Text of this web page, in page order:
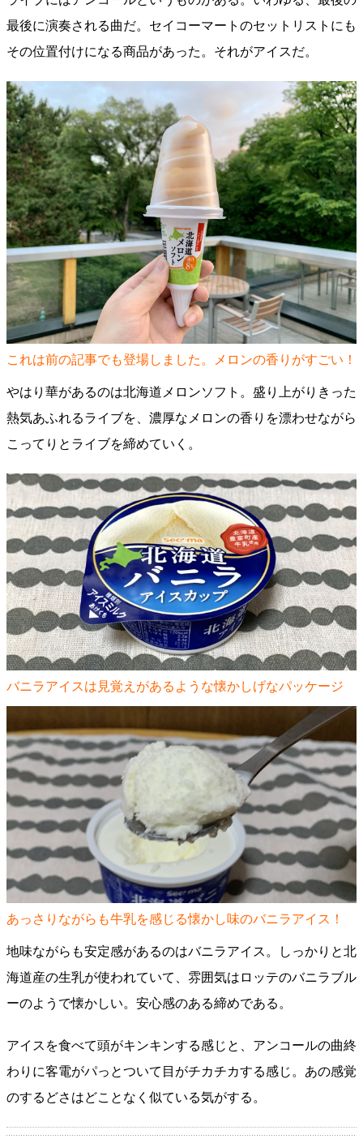
最後に演奏される曲だ。セイコーマートのセットリストにも
その位置付けになる商品があった。それがアイスだ。
これは前の記事でも登場しました。メロンの香りがすごい！
やはり華があるのは北海道メロンソフト。盛り上がりきった
熱気あふれるライブを、濃厚なメロンの香りを漂わせながら
こってりとライブを締めていく。
バニラアイスは見覚えがあるような懐かしげなパッケージ
あっさりながらも牛乳を感じる懐かし味のバニラアイス！
地味ながらも安定感があるのはバニラアイス。しっかりと北
海道産の生乳が使われていて、雰囲気はロッテのバニラブル
ーのようで懐かしい。安心感のある締めである。
アイスを食べて頭がキンキンする感じと、アンコールの曲終
わりに客電がパっとついて目がチカチカする感じ。あの感覚
のするどさはどことなく似ている気がする。